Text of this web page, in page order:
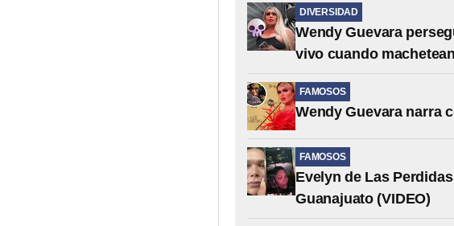
DIVERSIDAD
Wendy Guevara
vivo cuando
FAMOSOS
Wendy Guevara narra
FAMOSOS
Evelyn de Las
Guanajuato (VIDEO)